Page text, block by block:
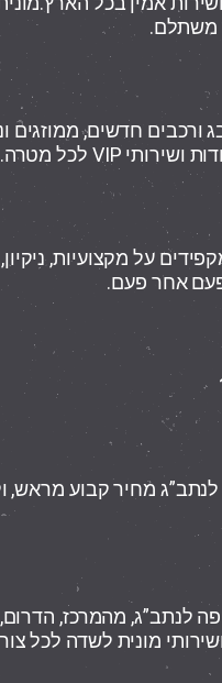
משתלם.
ורכבים חדשים,
ושירותי
על מקצועיות,
לנתב”ג מחיר קבוע מראש,
לנתב”ג, מהמרכז,
מונית לשדה לכל